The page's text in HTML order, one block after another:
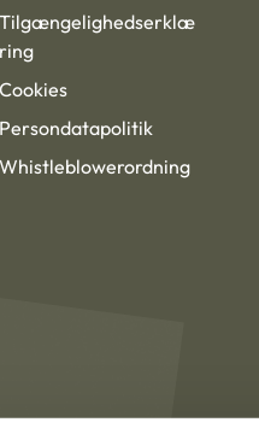
Tilgængelighedserklæ
ring
Cookies
Persondatapolitik
Whistleblowerordning